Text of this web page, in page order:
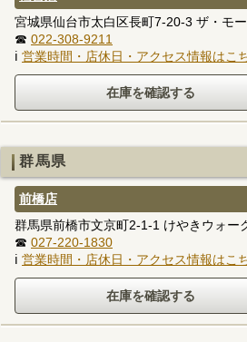
宮城県仙台市太白区長町7-20-3 ザ・モ
☎ 022-308-9211
ℹ 営業時間・店休日・アクセス情報はこ
群馬県
前橋店
群馬県前橋市文京町2-1-1 けやきウォー
☎ 027-220-1830
ℹ 営業時間・店休日・アクセス情報はこ